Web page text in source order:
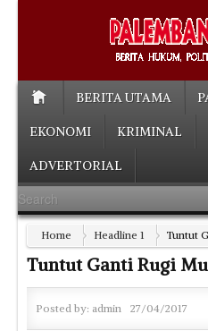
BERITA UTAMA
EKONOMI KRIMINAL
ADVERTORIAL
Home Headline 1 Tuntut
Tuntut Ganti Rugi
Posted by: admin 27/04/2017